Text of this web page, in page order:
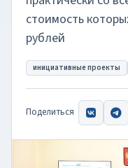
стоимость
рублей
инициативные проекты
Поделиться